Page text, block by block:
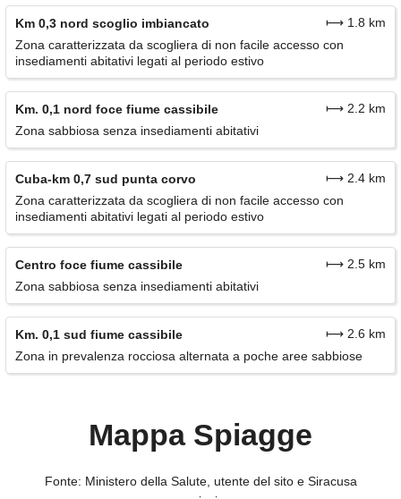
Km 0,3 nord scoglio imbiancato
⟼ 1.8 km
Zona caratterizzata da scogliera di non facile accesso con
insediamenti abitativi legati al periodo estivo
Km. 0,1 nord foce fiume cassibile
⟼ 2.2 km
Zona sabbiosa senza insediamenti abitativi
Cuba-km 0,7 sud punta corvo
⟼ 2.4 km
Zona caratterizzata da scogliera di non facile accesso con
insediamenti abitativi legati al periodo estivo
Centro foce fiume cassibile
⟼ 2.5 km
Zona sabbiosa senza insediamenti abitativi
Km. 0,1 sud fiume cassibile
⟼ 2.6 km
Zona in prevalenza rocciosa alternata a poche aree sabbiose
Mappa Spiagge
Fonte: Ministero della Salute, utente del sito e Siracusa